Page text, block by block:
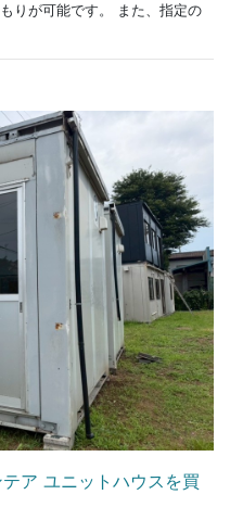
りが可能です。 また、指定の
ア ユニットハウスを買